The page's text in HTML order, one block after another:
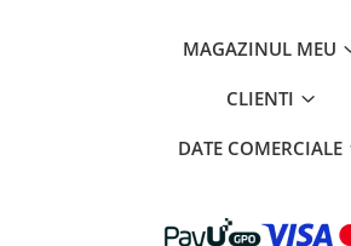
MAGAZINUL MEU
CLIENTI
DATE COMERCIALE